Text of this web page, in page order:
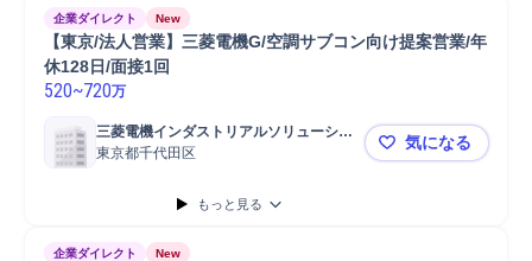
企業ダイレクト New
【東京/法人営業】三菱電機G/空調サブコン向け提案営業/年
休128日/面接1回
520~720万
三菱電機インダストリアルソリューショ
ンズ株式会社
東京都千代田区 【東京/法人
気になる
もっと見る
企業ダイレクト New